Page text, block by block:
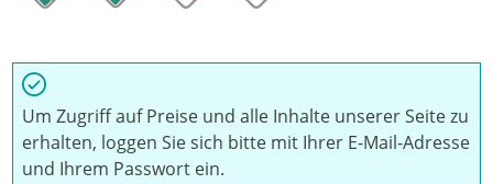
Um Zugriff auf Preise und alle Inhalte unserer Seite zu
erhalten, loggen Sie sich bitte mit Ihrer E-Mail-Adresse
und Ihrem Passwort ein.